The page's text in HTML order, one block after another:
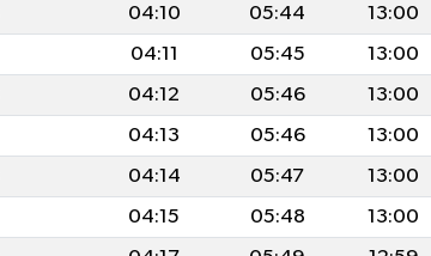
04:10 05:44 13:00
04:11 05:45 13:00
04:12 05:46 13:00
04:13 05:46 13:00
04:14 05:47 13:00
04:15 05:48 13:00